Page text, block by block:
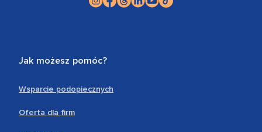
Jak możesz pomóc?
Wsparcie podopiecznych
Oferta dla firm